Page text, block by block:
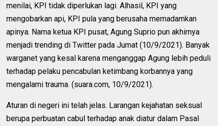
menilai, KPI tidak diperlukan lagi. Alhasil, KPI yang
mengobarkan api, KPI pula yang berusaha memadamkan
apinya. Nama ketua KPI pusat, Agung Suprio pun akhirnya
menjadi trending di Twitter pada Jumat (10/9/2021). Banyak
warganet yang kesal karena menganggap Agung lebih peduli
terhadap pelaku pencabulan ketimbang korbannya yang
mengalami trauma. (suara.com, 10/9/2021).
Aturan di negeri ini telah jelas. Larangan kejahatan seksual
berupa perbuatan cabul terhadap anak diatur dalam Pasal